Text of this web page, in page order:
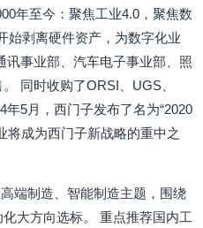
年至今：聚焦工业4.0，聚焦数
始剥离硬件资产，为数字化业
事业部、汽车电子事业部、照
同时收购了ORSI、UGS、
5月，西门子发布了名为“2020
将成为西门子新战略的重中之
端制造、智能制造主题，围绕
大方向选标。 重点推荐国内工